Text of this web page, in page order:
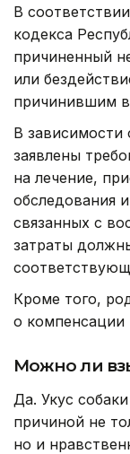
В
кодекса
причиненный
или
причинившим
В зависимости
заявлены
на лечение,
обследования
связанных с
затраты
Кроме того,
о компенсации
Можно ли
Да. Укус
причиной не
но и